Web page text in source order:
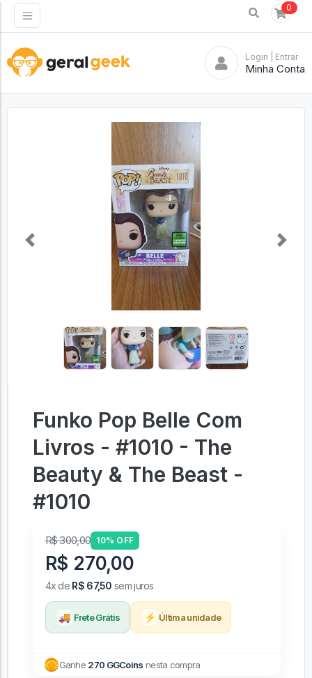
0
Login | Entrar
Minha Conta
Previous Next
Funko Pop Belle Com
Livros - #1010 - The
Beauty & The Beast -
#1010
R$ 300,00 10% OFF
R$ 270,00
4x de R$ 67,50 sem juros
🚚 Frete Grátis ⚡ Última unidade
Ganhe 270 GGCoins nesta compra